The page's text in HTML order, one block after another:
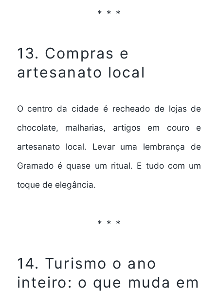
13. Compras e
artesanato local
O centro da cidade é recheado de lojas de
chocolate, malharias, artigos em couro e
artesanato local. Levar uma lembrança de
Gramado é quase um ritual. E tudo com um
toque de elegância.
14. Turismo o ano
inteiro: o que muda em